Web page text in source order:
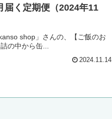
届く定期便（2024年11
shop」さんの、【ご飯のお
の中から缶...
2024.11.14